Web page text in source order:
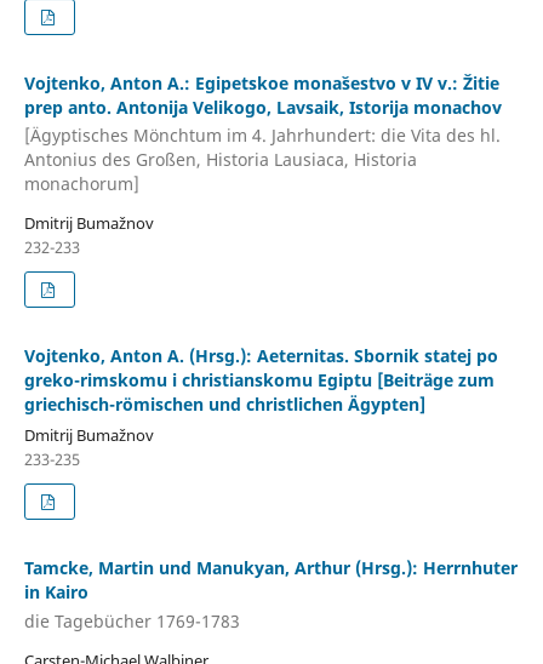
Vojtenko, Anton A.: Egipetskoe monas̆estvo v IV v.: Z̆itie
prep anto. Antonija Velikogo, Lavsaik, Istorija monachov
[Ägyptisches Mönchtum im 4. Jahrhundert: die Vita des hl.
Antonius des Großen, Historia Lausiaca, Historia
monachorum]
Dmitrij Bumažnov
232-233
Vojtenko, Anton A. (Hrsg.): Aeternitas. Sbornik statej po
greko-rimskomu i christianskomu Egiptu [Beiträge zum
griechisch-römischen und christlichen Ägypten]
Dmitrij Bumažnov
233-235
Tamcke, Martin und Manukyan, Arthur (Hrsg.): Herrnhuter
in Kairo
die Tagebücher 1769-1783